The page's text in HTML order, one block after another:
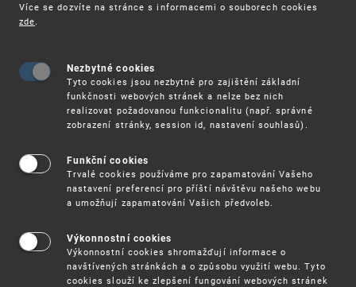
UPV
4. 11. – Online seminář: Databáze
Madrid Monitor
Úřad průmyslového vlastnictví pořádá pro
Madrid Monitor
. V průběhu semináře se
účastníci seznámí s obsahem a základními
funkcionalitami databáze.
Účast na semináři jezdarma .
Více se dozvíte na stránce s informacemi o souborech cookies
zde.
Nezbytné cookies
Tyto cookies jsou nezbytné pro zajištění základní
funkčnosti webových stránek a nelze bez nich
realizovat požadovanou funkcionalitu (např. správné
zobrazení stránky, session id, nastavení souhlasů).
Funkční cookies
Trvalé cookies používáme pro zapamatování Vašeho
nastavení preferencí pro příští návštěvu našeho webu
a umožňují zapamatování Vašich předvoleb.
Výkonnostní cookies
Výkonnostní cookies shromažďují informace o
navštívených stránkách a o způsobu využití webu. Tyto
cookies slouží ke zlepšení fungování webových stránek